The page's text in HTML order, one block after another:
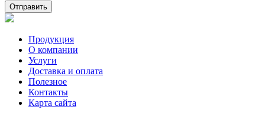
Отправить
Продукция
О компании
Услуги
Доставка и оплата
Полезное
Контакты
Карта сайта